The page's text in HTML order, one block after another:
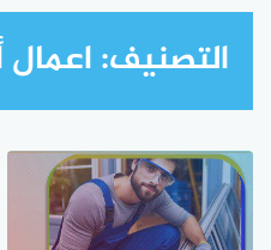
التصنيف:اعمال